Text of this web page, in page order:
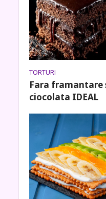
TORTURI
Fara framantare
ciocolata IDEAL